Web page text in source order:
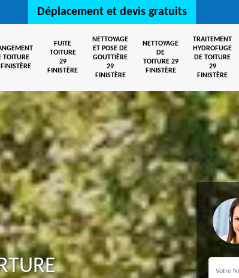
Déplacement et devis gratuits
TOITURE
FUITE
TOITURE
29
FINISTÈRE
NETTOYAGE
ET POSE DE
GOUTTIÈRE
29
FINISTÈRE
NETTOYAGE
DE
TOITURE 29
FINISTÈRE
TRAITEMENT
HYDROFUGE
DE TOITURE
29
FINISTÈRE